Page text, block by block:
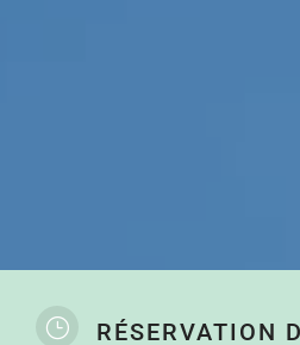
}
RÉSERVATION